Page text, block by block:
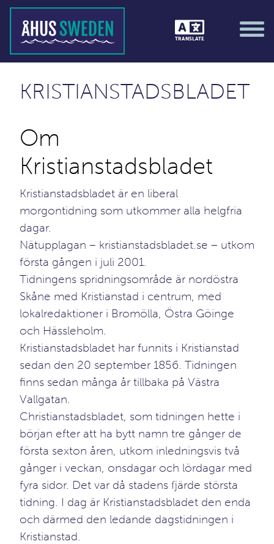
TRANSLATE
KRISTIANSTADSBLADET
Om
Kristianstadsbladet
Kristianstadsbladet är en liberal
morgontidning som utkommer alla helgfria
dagar.
Nätupplagan – kristianstadsbladet.se – utkom
första gången i juli 2001.
Tidningens spridningsområde är nordöstra
Skåne med Kristianstad i centrum, med
lokalredaktioner i Bromölla, Östra Göinge
och Hässleholm.
Kristianstadsbladet har funnits i Kristianstad
sedan den 20 september 1856. Tidningen
finns sedan många år tillbaka på Västra
Vallgatan.
Christianstadsbladet, som tidningen hette i
början efter att ha bytt namn tre gånger de
första sexton åren, utkom inledningsvis två
gånger i veckan, onsdagar och lördagar med
fyra sidor. Det var då stadens fjärde största
tidning. I dag är Kristianstadsbladet den enda
och därmed den ledande dagstidningen i
Kristianstad.